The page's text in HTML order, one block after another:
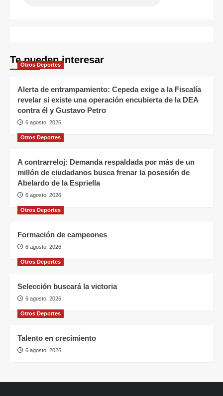
Te pueden interesar
Otros Deportes
Alerta de entrampamiento: Cepeda exige a la Fiscalía
revelar si existe una operación encubierta de la DEA
contra él y Gustavo Petro
6 agosto, 2026
Otros Deportes
A contrarreloj: Demanda respaldada por más de un
millón de ciudadanos busca frenar la posesión de
Abelardo de la Espriella
6 agosto, 2026
Otros Deportes
Formación de campeones
6 agosto, 2026
Otros Deportes
Selección buscará la victoria
6 agosto, 2026
Otros Deportes
Talento en crecimiento
6 agosto, 2026